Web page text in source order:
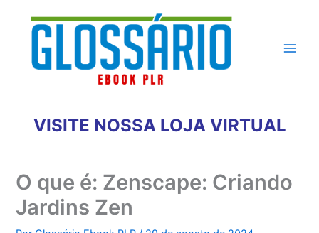
conteúdo
VISITE NOSSA LOJA VIRTUAL
O que é: Zenscape: Criando
Jardins Zen